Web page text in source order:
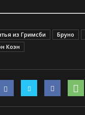
из Гримсби Бруно
Коэн